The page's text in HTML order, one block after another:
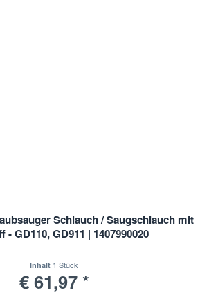
Schlauch / Saugschlauch mit
- GD110, GD911 | 1407990020
Inhalt 1 Stück
€ 61,97 *